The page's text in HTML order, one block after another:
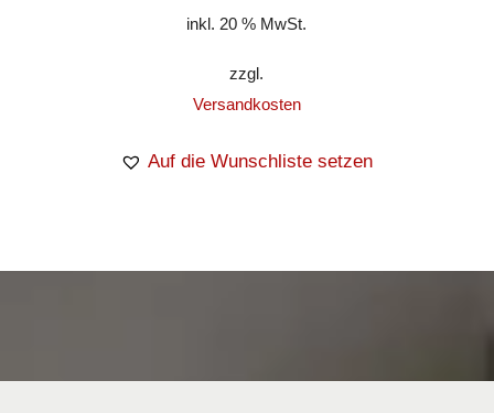
inkl. 20 % MwSt.
zzgl.
Versandkosten
Auf die Wunschliste setzen